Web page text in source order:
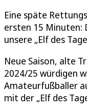
Eine späte
ersten 15 Minuten:
unsere „Elf des
Neue Saison, alte
2024/25 würdigen
Amateurfußballer
mit der „Elf des